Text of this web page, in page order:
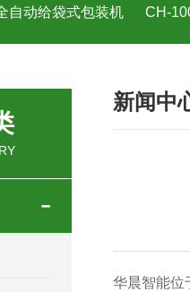
自动给袋式包装机 CH-
新闻中
华晨智能位